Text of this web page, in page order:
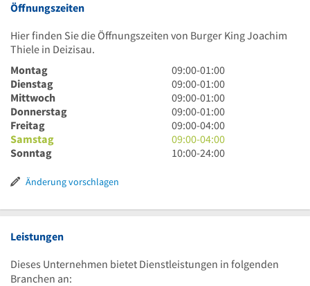
Öffnungszeiten
Hier finden Sie die Öffnungszeiten von Burger King Joachim
Thiele in Deizisau.
Montag
9
Uhr
bis
1
Uhr
09:00-01:00
Dienstag
9
Uhr
bis
1
Uhr
09:00-01:00
Mittwoch
9
Uhr
bis
1
Uhr
09:00-01:00
Donnerstag
9
Uhr
bis
1
09:00-01:00
Freitag
9
Uhr
bis
09:00-04:00
Samstag
9
Uhr
09:00-04:00
Sonntag
10
Uhr
10:00-24:00
Änderung vorschlagen
Leistungen
Dieses Unternehmen bietet Dienstleistungen in folgenden
Branchen an: